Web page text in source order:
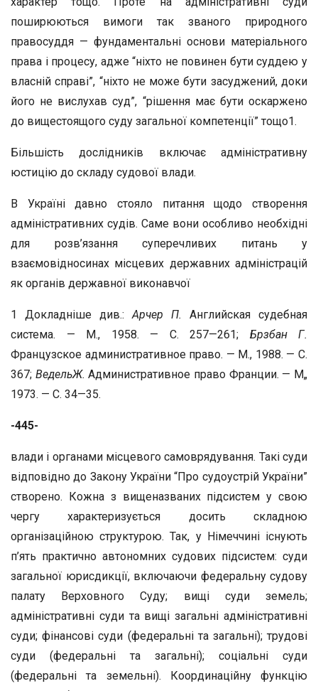
поширюються вимоги так званого природного
правосуддя — фундаментальні основи матеріального
права і процесу, адже “ніхто не повинен бути суддею у
власній справі”, “ніхто не може бути засуджений, доки
його не вислухав суд”, “рішення має бути оскаржено
до вищестоящого суду загальної компетенції” тощо1.
Більшість дослідників включає адміністративну
юстицію до складу судової влади.
В Україні давно стояло питання щодо створення
адміністративних судів. Саме вони особливо необхідні
для розв’язання суперечливих питань у
взаємовідносинах місцевих державних адміністрацій
як органів державної виконавчої
1 Докладніше див.:Арчер П. Английская судебная
система. — М., 1958. — С. 257—261; Брзбан Г.
Французское административное право. — М., 1988. — С.
367; ВедельЖ.Административное право Франции. — М„
1973. — С. 34—35.
-445-
влади і органами місцевого самоврядування. Такі суди
відповідно до Закону України “Про судоустрій України”
створено. Кожна з вищеназваних підсистем у свою
чергу характеризується досить складною
організаційною структурою. Так, у Німеччині існують
п’ять практично автономних судових підсистем: суди
загальної юрисдикції, включаючи федеральну судову
палату Верховного Суду; вищі суди земель;
адміністративні суди та вищі загальні адміністративні
суди; фінансові суди (федеральні та загальні); трудові
суди (федеральні та загальні); соціальні суди
(федеральні та земельні). Координаційну функцію